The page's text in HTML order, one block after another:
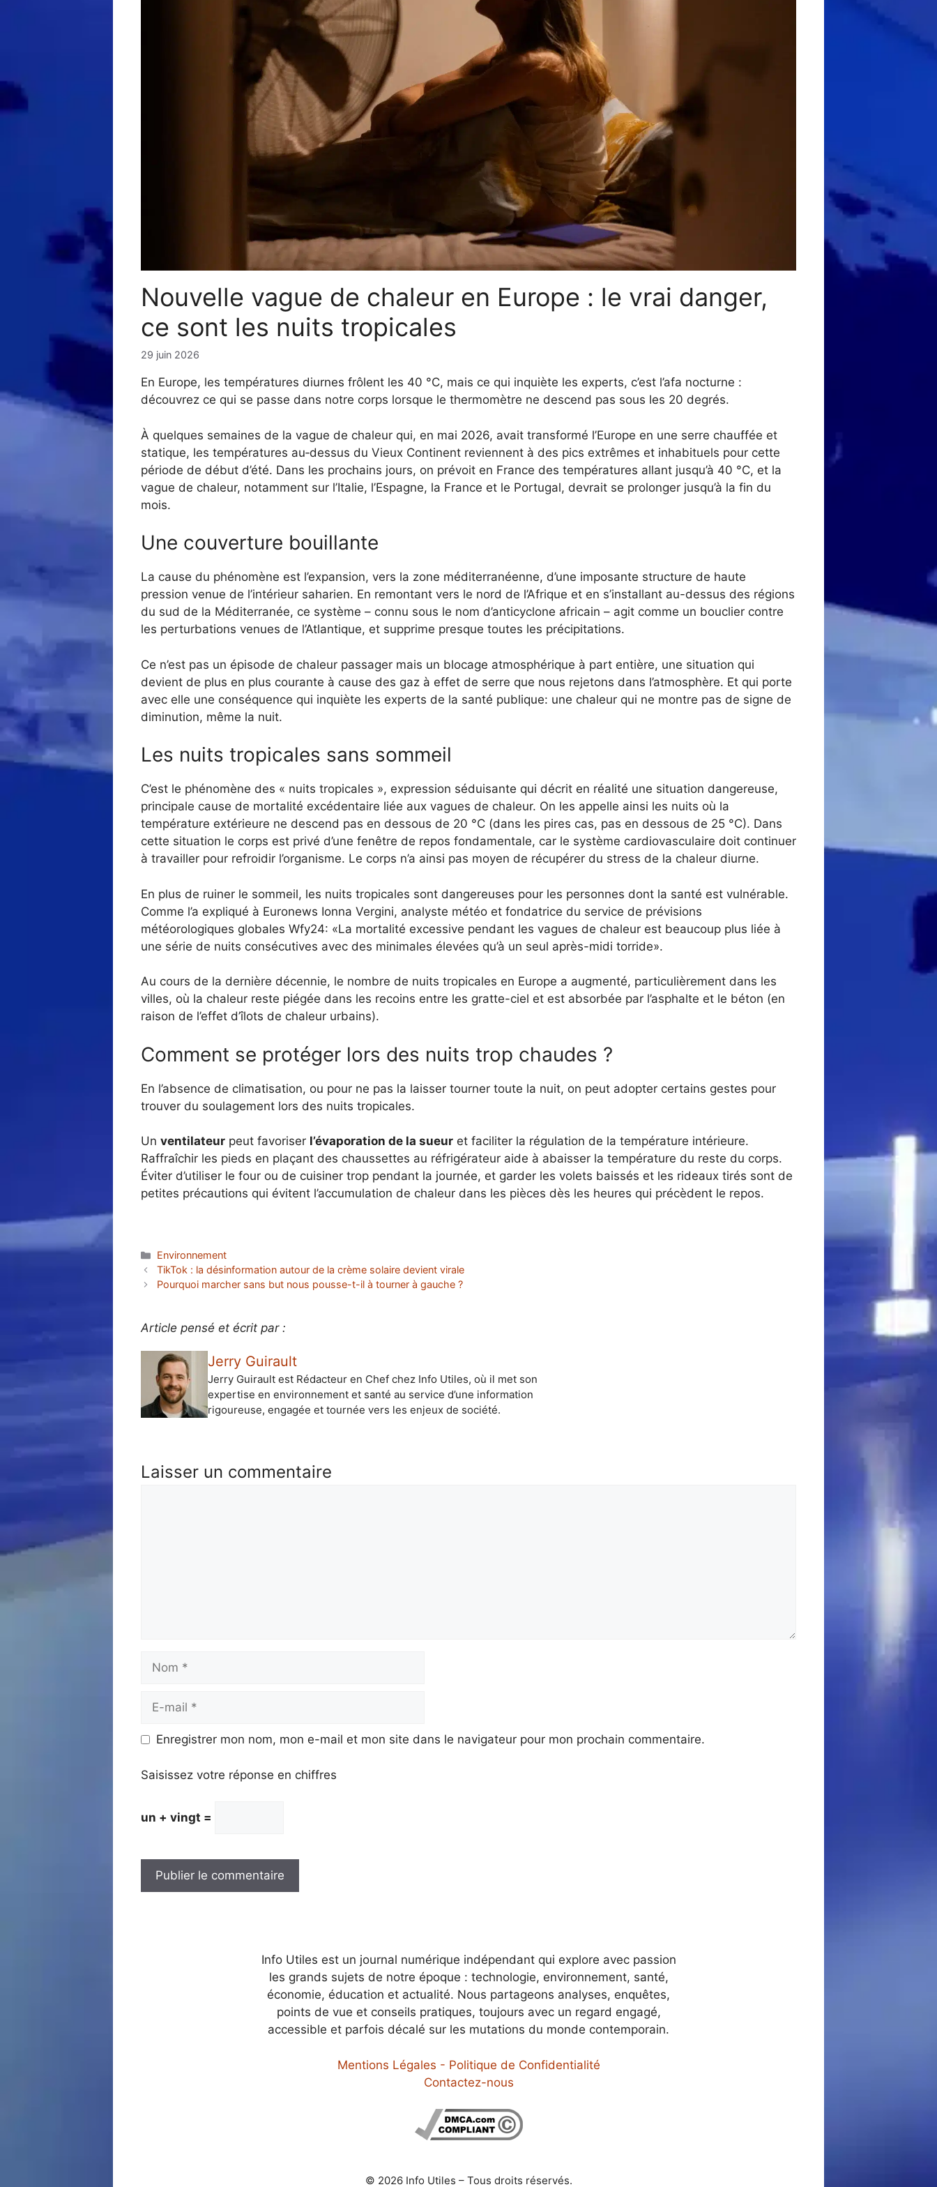
Nouvelle vague de chaleur en Europe : le vrai danger,
ce sont les nuits tropicales
29 juin 2026
En Europe, les températures diurnes frôlent les 40 °C, mais ce qui inquiète les experts, c’est l’afa nocturne :
découvrez ce qui se passe dans notre corps lorsque le thermomètre ne descend pas sous les 20 degrés.
À quelques semaines de la vague de chaleur qui, en mai 2026, avait transformé l’Europe en une serre chauffée et
statique, les températures au‑dessus du Vieux Continent reviennent à des pics extrêmes et inhabituels pour cette
période de début d’été. Dans les prochains jours, on prévoit en France des températures allant jusqu’à 40 °C, et la
vague de chaleur, notamment sur l’Italie, l’Espagne, la France et le Portugal, devrait se prolonger jusqu’à la fin du
mois.
Une couverture bouillante
La cause du phénomène est l’expansion, vers la zone méditerranéenne, d’une imposante structure de haute
pression venue de l’intérieur saharien. En remontant vers le nord de l’Afrique et en s’installant au-dessus des régions
du sud de la Méditerranée, ce système – connu sous le nom d’anticyclone africain – agit comme un bouclier contre
les perturbations venues de l’Atlantique, et supprime presque toutes les précipitations.
Ce n’est pas un épisode de chaleur passager mais un blocage atmosphérique à part entière, une situation qui
devient de plus en plus courante à cause des gaz à effet de serre que nous rejetons dans l’atmosphère. Et qui porte
avec elle une conséquence qui inquiète les experts de la santé publique: une chaleur qui ne montre pas de signe de
diminution, même la nuit.
Les nuits tropicales sans sommeil
C’est le phénomène des « nuits tropicales », expression séduisante qui décrit en réalité une situation dangereuse,
principale cause de mortalité excédentaire liée aux vagues de chaleur. On les appelle ainsi les nuits où la
température extérieure ne descend pas en dessous de 20 °C (dans les pires cas, pas en dessous de 25 °C). Dans
cette situation le corps est privé d’une fenêtre de repos fondamentale, car le système cardiovasculaire doit continuer
à travailler pour refroidir l’organisme. Le corps n’a ainsi pas moyen de récupérer du stress de la chaleur diurne.
En plus de ruiner le sommeil, les nuits tropicales sont dangereuses pour les personnes dont la santé est vulnérable.
Comme l’a expliqué à Euronews Ionna Vergini, analyste météo et fondatrice du service de prévisions
météorologiques globales Wfy24: «La mortalité excessive pendant les vagues de chaleur est beaucoup plus liée à
une série de nuits consécutives avec des minimales élevées qu’à un seul après-midi torride».
Au cours de la dernière décennie, le nombre de nuits tropicales en Europe a augmenté, particulièrement dans les
villes, où la chaleur reste piégée dans les recoins entre les gratte-ciel et est absorbée par l’asphalte et le béton (en
raison de l’effet d’îlots de chaleur urbains).
Comment se protéger lors des nuits trop chaudes ?
En l’absence de climatisation, ou pour ne pas la laisser tourner toute la nuit, on peut adopter certains gestes pour
trouver du soulagement lors des nuits tropicales.
Un ventilateur peut favoriser l’évaporation de la sueur et faciliter la régulation de la température intérieure.
Raffraîchir les pieds en plaçant des chaussettes au réfrigérateur aide à abaisser la température du reste du corps.
Éviter d’utiliser le four ou de cuisiner trop pendant la journée, et garder les volets baissés et les rideaux tirés sont de
petites précautions qui évitent l’accumulation de chaleur dans les pièces dès les heures qui précèdent le repos.
Catégories
Environnement
TikTok : la désinformation autour de la crème solaire devient virale
Pourquoi marcher sans but nous pousse-t-il à tourner à gauche ?
Article pensé et écrit par :
Jerry Guirault
Jerry Guirault est Rédacteur en Chef chez Info Utiles, où il met son
expertise en environnement et santé au service d’une information
rigoureuse, engagée et tournée vers les enjeux de société.
Laisser un commentaire
Nom
Enregistrer mon nom, mon e-mail et mon site dans le navigateur pour mon prochain commentaire.
Saisissez votre réponse en chiffres
un + vingt =
Info Utiles est un journal numérique indépendant qui explore avec passion
les grands sujets de notre époque : technologie, environnement, santé,
économie, éducation et actualité. Nous partageons analyses, enquêtes,
points de vue et conseils pratiques, toujours avec un regard engagé,
accessible et parfois décalé sur les mutations du monde contemporain.
Mentions Légales - Politique de Confidentialité
Contactez-nous
© 2026 Info Utiles – Tous droits réservés.